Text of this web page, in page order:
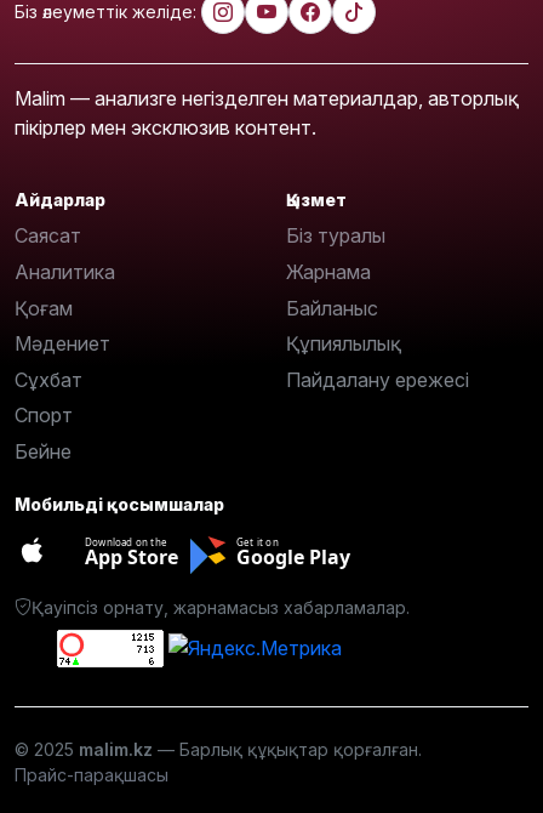
Біз әлеуметтік желіде:
Malim — анализге негізделген материалдар, авторлық
пікірлер мен эксклюзив контент.
Айдарлар
Саясат
Аналитика
Қоғам
Мәдениет
Сұхбат
Спорт
Бейне
Қызмет
Біз туралы
Жарнама
Байланыс
Құпиялылық
Пайдалану ережесі
Мобильді қосымшалар
Download on the
App Store
Get it on
Google Play
Қауіпсіз орнату, жарнамасыз хабарламалар.
© 2025 malim.kz — Барлық құқықтар қорғалған.
Прайс-парақшасы